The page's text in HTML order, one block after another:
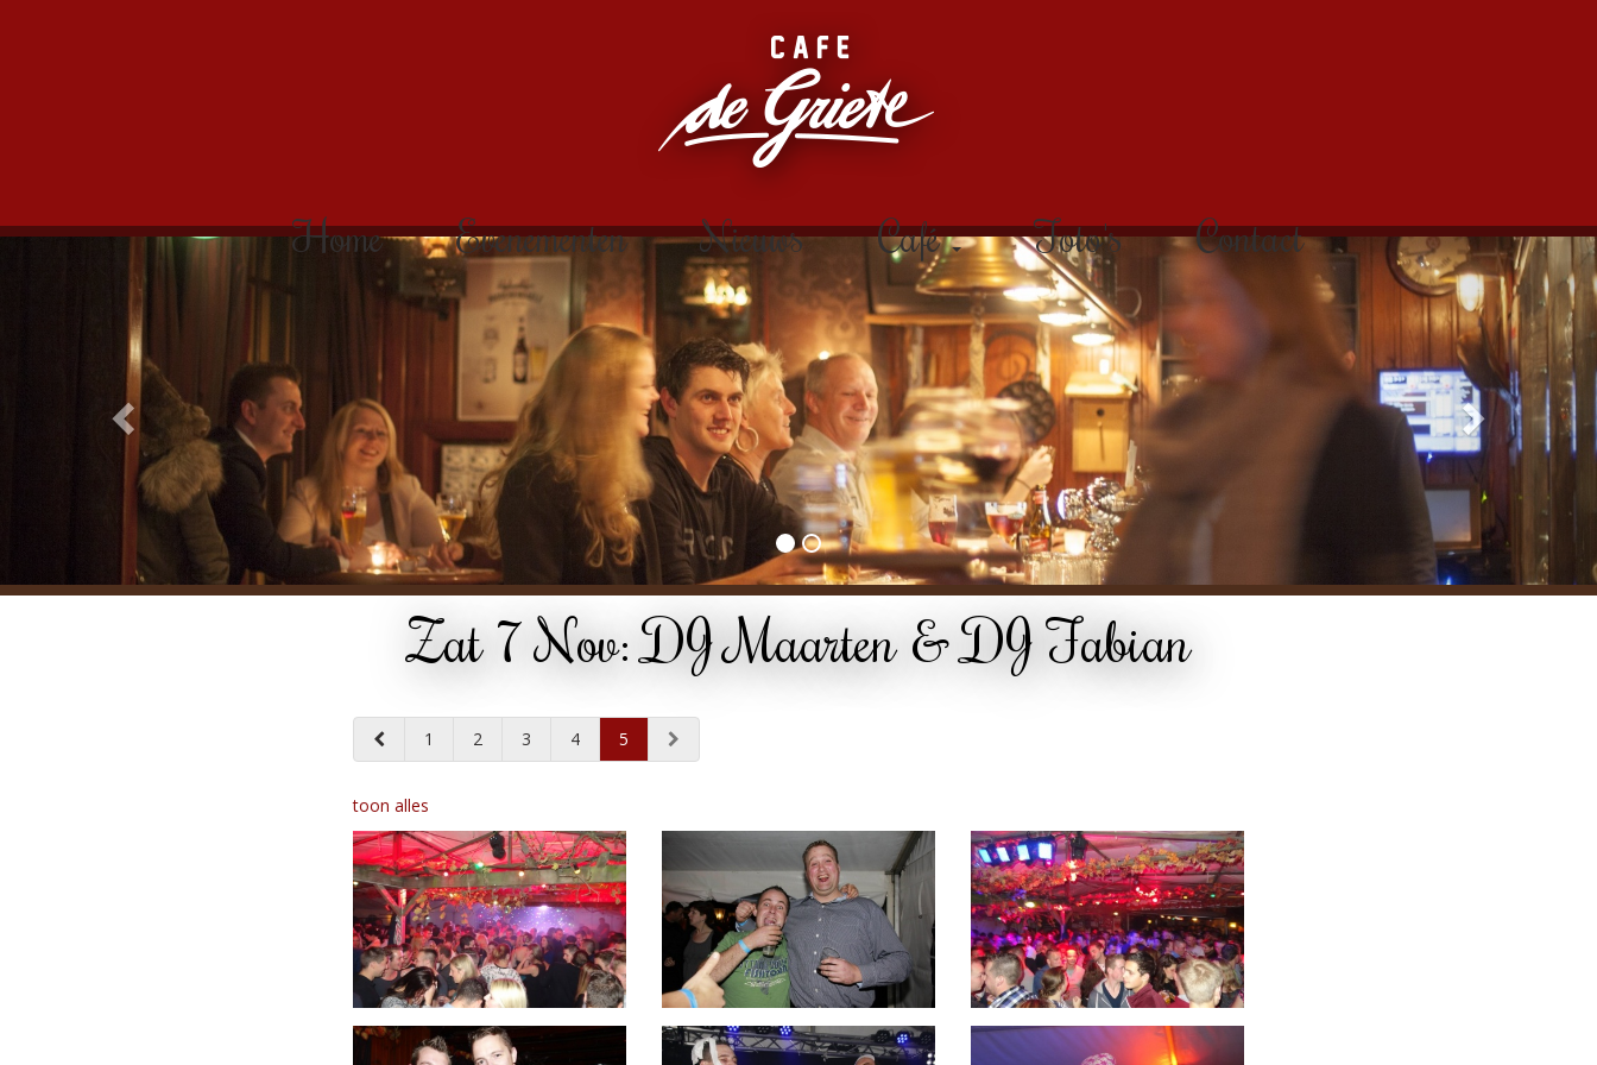
Home Evenementen Nieuws Café Foto's Contact
Zat 7 Nov: DJ Maarten & DJ Fabian
1 2 3 4 5
toon alles